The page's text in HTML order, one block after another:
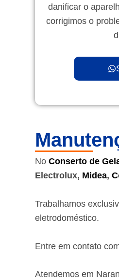
danificar o
corrigimos o
No Conserto de
Electrolux, Midea,
Trabalhamos
eletrodoméstico.
Entre em contato
Atendemos em